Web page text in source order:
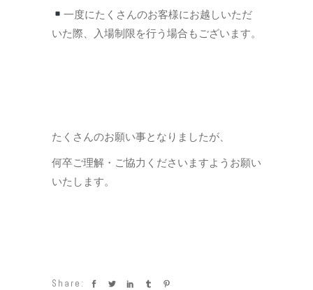
一度にたくさんのお客様にお越しいただ
いた際、入場制限を行う場合もございます。
たくさんのお願い事となりましたが、
何卒ご理解・ご協力くださいますようお願い
いたします。
Share: